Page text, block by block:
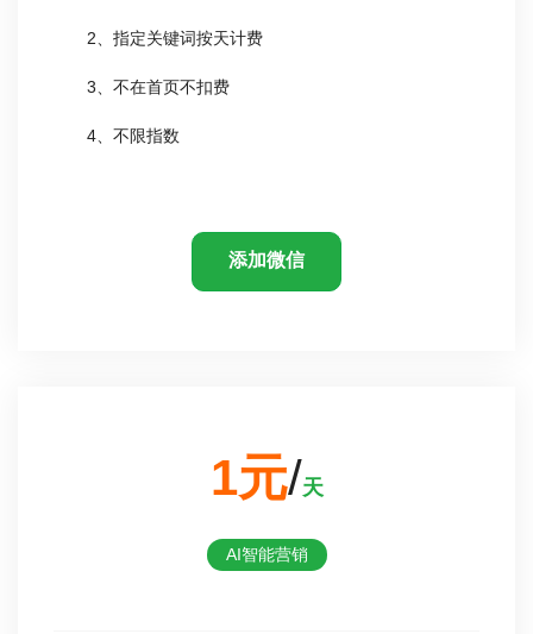
2、指定关键词按天计费
3、不在首页不扣费
4、不限指数
添加微信
1元/天
AI智能营销